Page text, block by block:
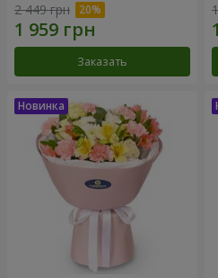
2 449 грн
Заказать